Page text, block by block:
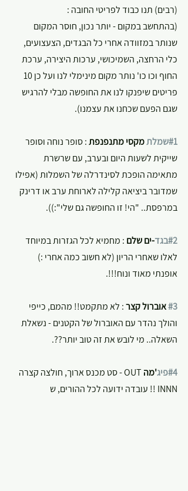
(רבים) תנו כבוד לפריטי החובה :
(בהתחשב במקום - יותר נכון, חוסר המקום
שנותר במזוודה אחרי כל הבגדים, הצעצועים,
כלי הרחצה, השמיכושי, ערכות היצירה, ערכת
פריטים שיפנקו לנו את החופשה מבלי להרגיש
שגם הפעם שכחנו את עצמנו).
#1שמלת מקסי מתנפנפת : סופר נוחה וסופר
שייקית לשעות היום ובערב, עם שרשרת
מתאימה הופכת לסינדרלה של השמלות (אפילו
שמדובר ביציאה קלילה לארוחת ערב או דרינק
במרפסת.. "הי! זו החופשה גם שלי":)).
#2בגד -ים שלם : מחמיא לכל הגזרות במיוחד
לאלו שאחרי הריון (לא חשוב כמה אחרי :)
אופנתי מאוד ונוח!!!.
#3 אוברול קצר : לא מתקמט!! מהמם, כייפי
והולך נהדר עם האוברול של הקטנים - נשאלת
השאלה.. מי לובש את זה טוב יותר??.
#4פיג 'מה
OUT - סט מכנס ארוך, חולצה קצרה
INNN !! עובדה ידועה לכל ההורים, ש